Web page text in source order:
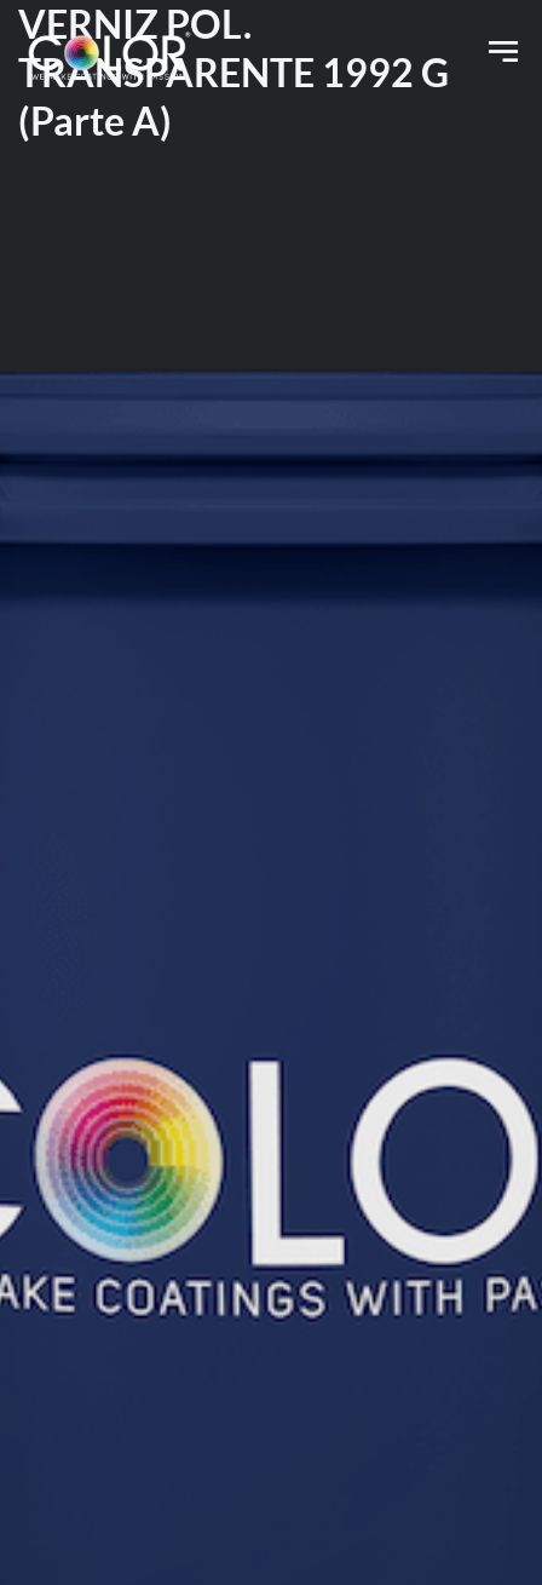
VERNIZ POL.
TRANSPARENTE 1992 G
(Parte A)